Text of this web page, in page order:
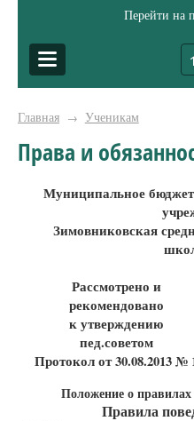
Перейти на
Главная → Ученикам
Права и
Муниципальное
Зимовниковская
Рассмотрено и
рекомендовано
к утверждению
пед.советом
Протокол от 30.08.2013 №
Положение о
Правила